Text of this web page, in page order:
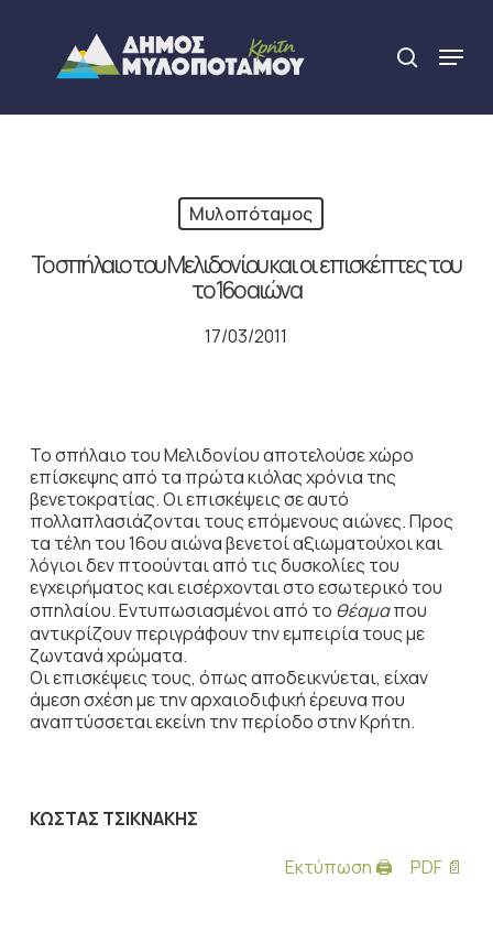
content
search
Menu
Μυλοπόταμος
Το σπήλαιο του Μελιδονίου και οι επισκέπτες του
το 16ο αιώνα
17/03/2011
Το σπήλαιο του Μελιδονίου αποτελούσε χώρο
επίσκεψης από τα πρώτα κιόλας χρόνια της
βενετοκρατίας. Οι επισκέψεις σε αυτό
πολλαπλασιάζονται τους επόμενους αιώνες. Προς
τα τέλη του 16ου αιώνα βενετοί αξιωματούχοι και
λόγιοι δεν πτοούνται από τις δυ­σκολίες του
εγχειρήματος και εισέρχονται στο εσωτερικό του
σπηλαίου. Εντυπωσιασμένοι από το θέαμαπου
αντικρίζουν περιγράφουν την εμπειρία τους με
ζωντανά χρώματα.
Οι επισκέψεις τους, όπως αποδεικνύεται, είχαν
άμεση σχέση με την αρχαιοδιφική έρευνα που
αναπτύσσεται εκείνη την περίοδο στην Κρήτη.
ΚΩΣΤΑΣ ΤΣΙΚΝΑΚΗΣ
Εκτύπωση 🖨
PDF 📄
Close